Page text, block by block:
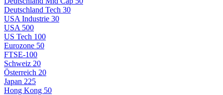
Deutschland Tech 30
USA Industrie 30
USA 500
US Tech 100
Eurozone 50
FTSE-100
Schweiz 20
Österreich 20
Japan 225
Hong Kong 50